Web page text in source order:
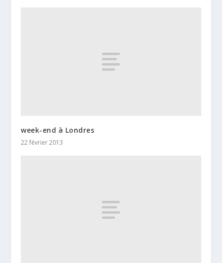
week-end à Londres
22 février 2013